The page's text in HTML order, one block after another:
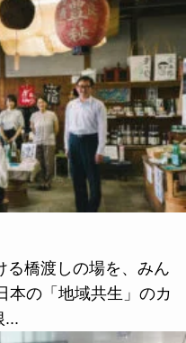
る橋渡しの場を、みん
本の「地域共生」のカ
...